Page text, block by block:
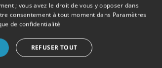
Cut!
; vous avez le droit de vous y opposer dans
consentement à tout moment dans Paramètres
de confidentialité
REFUSER TOUT